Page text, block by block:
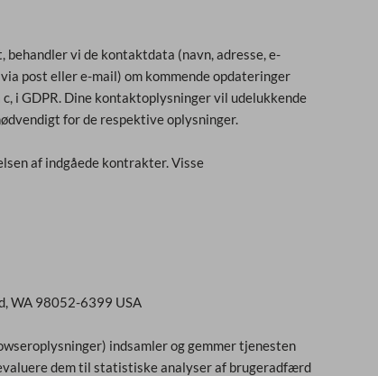
vi de kontaktdata (navn, adresse, e-
post eller e-mail) om kommende opdateringer
i GDPR. Dine kontaktoplysninger vil udelukkende
for de respektive oplysninger.
af indgåede kontrakter. Visse
WA 98052-6399 USA
indsamler og gemmer tjenesten
dem til statistiske analyser af brugeradfærd